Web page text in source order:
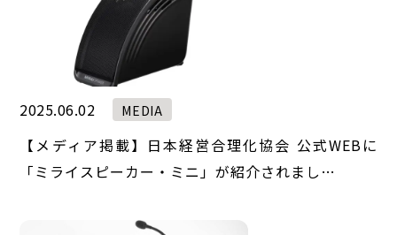
2025.06.02 MEDIA
【メディア掲載】日本経営合理化協会 公式WEBに
「ミライスピーカー・ミニ」が紹介されまし…